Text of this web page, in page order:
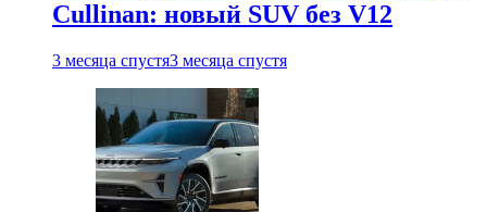
Cullinan: новый SUV без V12
3 месяца спустя3 месяца спустя